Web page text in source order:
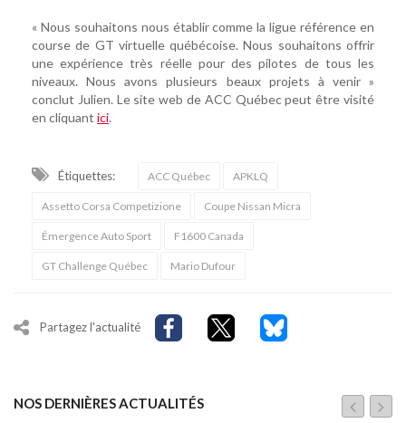
« Nous souhaitons nous établir comme la ligue référence en
course de GT virtuelle québécoise. Nous souhaitons offrir
une expérience très réelle pour des pilotes de tous les
niveaux. Nous avons plusieurs beaux projets à venir »
conclut Julien. Le site web de ACC Québec peut être visité
en cliquant ici.
Étiquettes: ACC Québec APKLQ
Assetto Corsa Competizione Coupe Nissan Micra
Émergence Auto Sport F1600 Canada
GT Challenge Québec Mario Dufour
Partagez l'actualité
NOS DERNIÈRES ACTUALITÉS